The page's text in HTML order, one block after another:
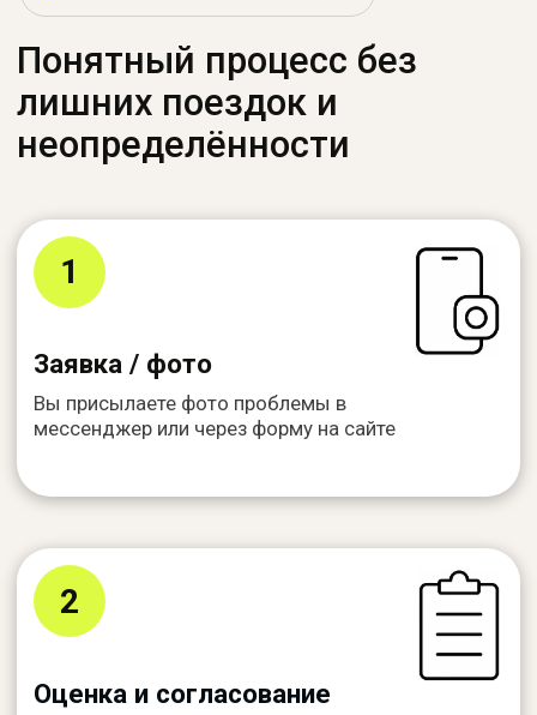
Еще отзывы
важно всё уточнить
Ответили на частые вопросы наших
клиентов. Если не нашли ответ —
свяжитесь с нами, мы будем рады
помочь
Можно ли узнать стоимость
ремонта по фото?
руль перед обращением?